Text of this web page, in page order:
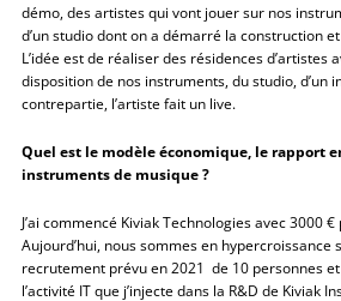
démo, des artistes qui vont jouer sur nos
d’un studio dont on a démarré la construction
L’idée est de réaliser des résidences d’artistes
disposition de nos instruments, du studio, d’un
contrepartie, l’artiste fait un live.
Quel est le modèle économique, le rapport
instruments de musique ?
J’ai commencé Kiviak Technologies avec 3000
Aujourd’hui, nous sommes en hypercroissance
recrutement prévu en 2021 de 10 personnes
l’activité IT que j’injecte dans la R&D de Kiviak